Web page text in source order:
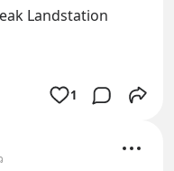
Landstation
1